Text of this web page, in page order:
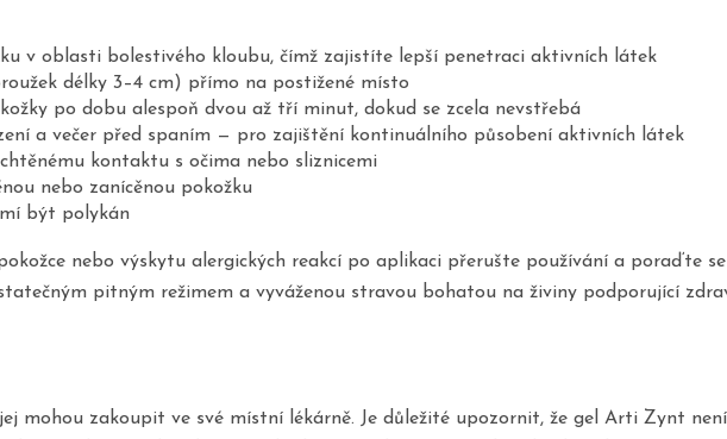
v oblasti bolestivého kloubu, čímž zajistíte lepší penetraci aktivních látek
délky 3–4 cm) přímo na postižené místo
po dobu alespoň dvou až tří minut, dokud se zcela nevstřebá
a večer před spaním — pro zajištění kontinuálního působení aktivních látek
kontaktu s očima nebo sliznicemi
nebo zanícěnou pokožku
být polykán
nebo výskytu alergických reakcí po aplikaci přerušte používání a poraďte
pitným režimem a vyváženou stravou bohatou na živiny podporující
mohou zakoupit ve své místní lékárně. Je důležité upozornit, že gel Arti Zynt